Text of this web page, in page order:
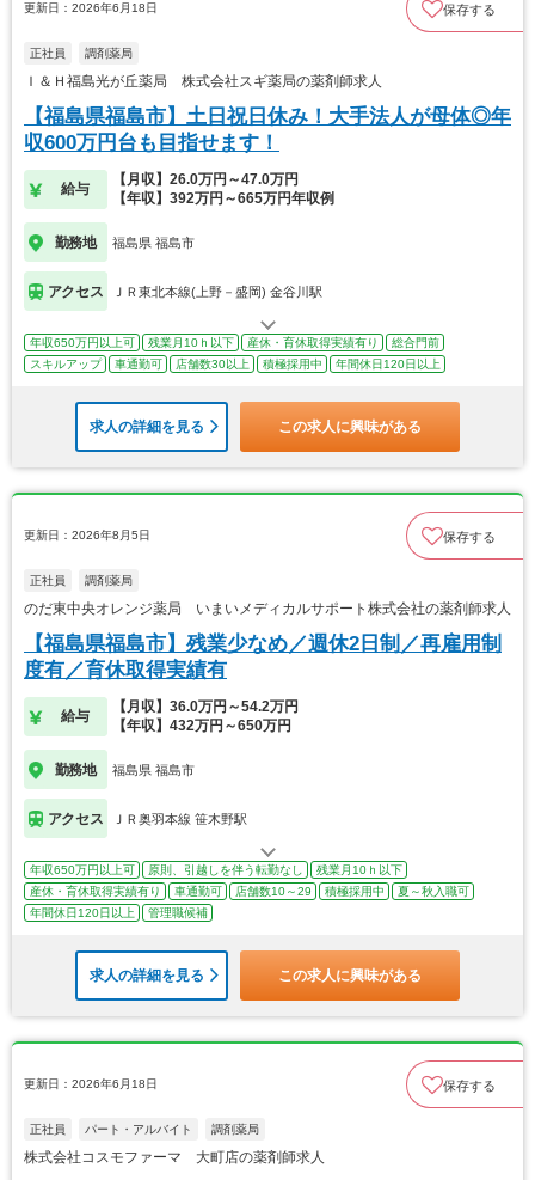
更新日：2026年6月18日 保存する
正社員 調剤薬局
Ｉ＆Ｈ福島光が丘薬局 株式会社スギ薬局の薬剤師求人
【福島県福島市】土日祝日休み！大手法人が母体◎年
収600万円台も目指せます！
給与
【月収】26.0万円～47.0万円
【年収】392万円～665万円年収例
勤務地 福島県 福島市
アクセス ＪＲ東北本線(上野－盛岡) 金谷川駅
年収650万円以上可 残業月10ｈ以下 産休・育休取得実績有り
総合門前
スキルアップ
車通勤可 店舗数30以上 積極採用中 年間休日120日以上
求人の詳細を見る この求人に興味がある
更新日：2026年8月5日 保存する
正社員 調剤薬局
のだ東中央オレンジ薬局 いまいメディカルサポート株式会社の薬剤師求人
【福島県福島市】残業少なめ／週休2日制／再雇用制
度有／育休取得実績有
給与
【月収】36.0万円～54.2万円
【年収】432万円～650万円
勤務地 福島県 福島市
アクセス ＪＲ奥羽本線 笹木野駅
年収650万円以上可 原則、引越しを伴う転勤なし
残業月10ｈ以下
産休・育休取得実績有り
車通勤可 店舗数10～29 積極採用中
夏～秋入職可
年間休日120日以上
管理職候補
求人の詳細を見る この求人に興味がある
更新日：2026年6月18日 保存する
正社員 パート・アルバイト 調剤薬局
株式会社コスモファーマ 大町店の薬剤師求人